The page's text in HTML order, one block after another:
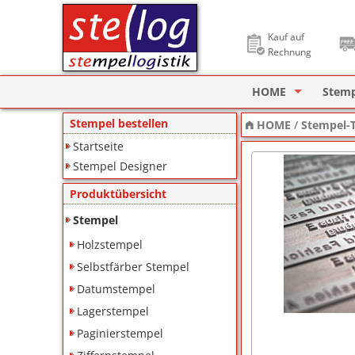
Kauf auf
Rechnung
HOME
Stempel Designer
ImageCard
Stempel bestellen
Startseite
Stempel Designer
Produktübersicht
Stempel
Holzstempel
Selbstfärber Stempel
Datumstempel
Lagerstempel
Paginierstempel
HOME /Stempel-